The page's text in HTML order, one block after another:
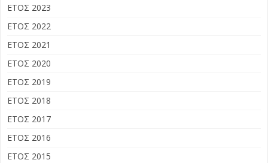
ΕΤΟΣ 2023
ΕΤΟΣ 2022
ΕΤΟΣ 2021
ΕΤΟΣ 2020
ΕΤΟΣ 2019
ΕΤΟΣ 2018
ΕΤΟΣ 2017
ΕΤΟΣ 2016
ΕΤΟΣ 2015